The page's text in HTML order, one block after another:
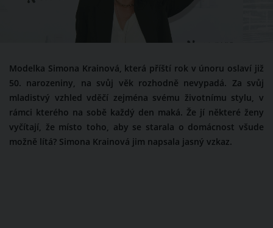
Modelka Simona Krainová, která příští rok v únoru oslaví již
50. narozeniny, na svůj věk rozhodně nevypadá. Za svůj
mladistvý vzhled vděčí zejména svému životnímu stylu, v
rámci kterého na sobě každý den maká. Že jí některé ženy
vyčítají, že místo toho, aby se starala o domácnost všude
možně lítá? Simona Krainová jim napsala jasný vzkaz.